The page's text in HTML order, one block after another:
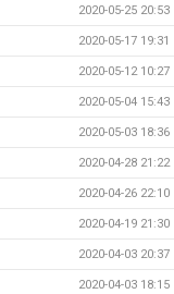
2020-05-25 20:53
2020-05-17 19:31
2020-05-12 10:27
2020-05-04 15:43
2020-05-03 18:36
2020-04-28 21:22
2020-04-26 22:10
2020-04-19 21:30
2020-04-03 20:37
2020-04-03 18:15